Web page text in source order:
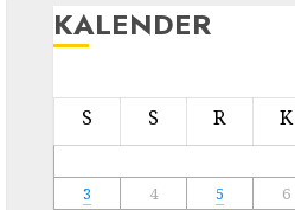
KALENDER
S S R K
3
4 5 6